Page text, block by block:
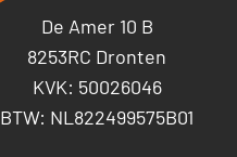
De Amer 10 B
8253RC Dronten
KVK: 50026046
BTW: NL822499575B01